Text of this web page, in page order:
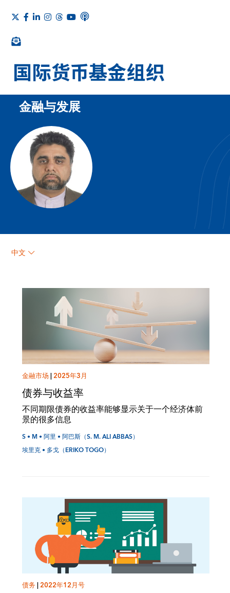
金融与发展
S • M • 阿里 • 阿巴斯（S.
M. ALI ABBAS）
中文
金融市场|2025年3月
债券与收益率
不同期限债券的收益率能够显示关于一个经济体前
景的很多信息
S • M • 阿里 • 阿巴斯（S. M. ALI ABBAS）
埃里克 • 多戈（ERIKO TOGO）
债务|2022年12月号